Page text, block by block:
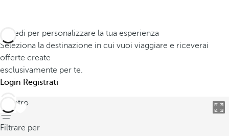
Accedi per personalizzare la tua esperienza
Seleziona la destinazione in cui vuoi viaggiare e riceverai
offerte create
esclusivamente per te.
Login Registrati
indietro
Filtrare per